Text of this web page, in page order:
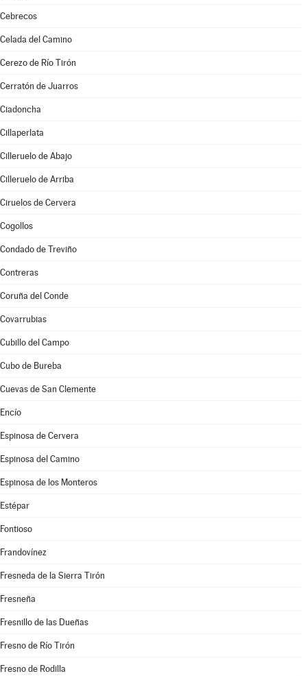
Cebrecos
Celada del Camino
Cerezo de Río Tirón
Cerratón de Juarros
Ciadoncha
Cillaperlata
Cilleruelo de Abajo
Cilleruelo de Arriba
Ciruelos de Cervera
Cogollos
Condado de Treviño
Contreras
Coruña del Conde
Covarrubias
Cubillo del Campo
Cubo de Bureba
Cuevas de San Clemente
Encío
Espinosa de Cervera
Espinosa del Camino
Espinosa de los Monteros
Estépar
Fontioso
Frandovínez
Fresneda de la Sierra Tirón
Fresneña
Fresnillo de las Dueñas
Fresno de Río Tirón
Fresno de Rodilla